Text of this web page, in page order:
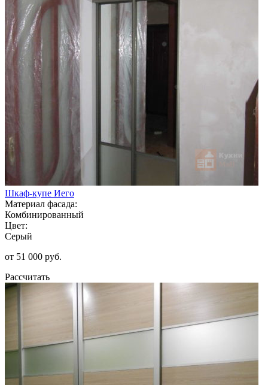
Шкаф-купе Иего
Материал фасада:
Комбинированный
Цвет:
Серый
от 51 000 руб.
Рассчитать